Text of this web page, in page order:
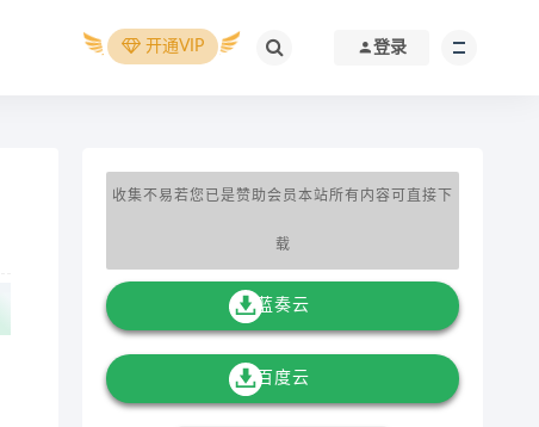
开通VIP 登录
收集不易若您已是赞助会员本站所有内容可直接下
载
蓝奏云
百度云